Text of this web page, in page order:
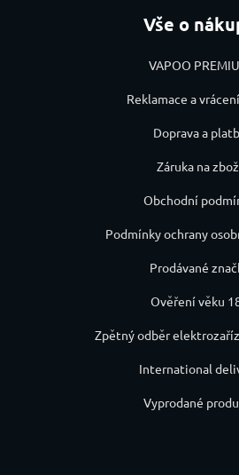
Vše o
VAPOO
Reklamace a
Doprava a
Záruka na
Obchodní
Podmínky ochrany
Prodávané
Ověření věku
Zpětný odběr
International
Vyprodané